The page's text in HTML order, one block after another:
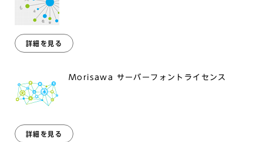
詳細を見る
Morisawa サーバーフォントライセンス
詳細を見る